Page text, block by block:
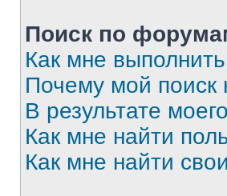
Поиск по
Как мне
Почему мой поиск
В результате
Как мне найти
Как мне найти